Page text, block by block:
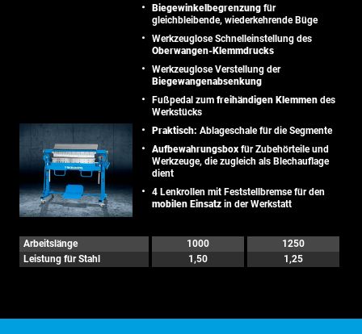
Biegewinkelbegrenzung für
gleichbleibende, wiederkehrende Büge
Werkzeuglose Schnelleinstellung des
Oberwangen-Klemmdrucks
Werkzeuglose Verstellung der
Biegewangenabsenkung
Fußpedal zum freihändigen Klemmen des
Werkstücks
Praktisch: Ablageschale für die Segmente
Aufbewahrungsbox für Zubehörteile und
Werkzeuge, die zugleich als Blechauflage
dient
4 Lenkrollen mit Feststellbremse für den
mobilen Einsatz in der Werkstatt
Arbeitslänge 1000
1250
Leistung für Stahl
1,50 1,25